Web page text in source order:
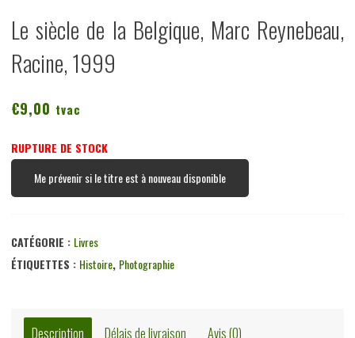
Le siècle de la Belgique, Marc Reynebeau,
Racine, 1999
€9,00 tvac
RUPTURE DE STOCK
Me prévenir si le titre est à nouveau disponible
CATÉGORIE : Livres
ÉTIQUETTES : Histoire, Photographie
Description Délais de livraison Avis (0)